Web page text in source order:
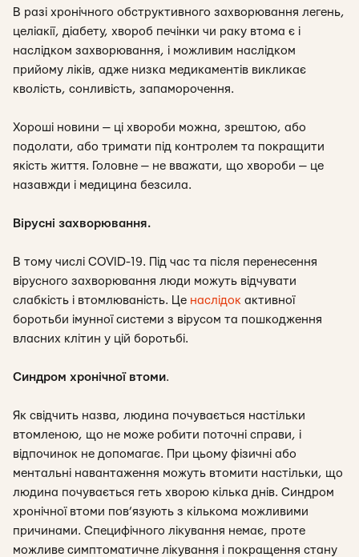
В разі хронічного обструктивного захворювання легень,
целіакії, діабету, хвороб печінки чи раку втома є і
наслідком захворювання, і можливим наслідком
прийому ліків, адже низка медикаментів викликає
кволість, сонливість, запаморочення.
Хороші новини — ці хвороби можна, зрештою, або
подолати, або тримати під контролем та покращити
якість життя. Головне — не вважати, що хвороби — це
назавжди і медицина безсила.
Вірусні захворювання.
В тому числі COVID-19. Під час та після перенесення
вірусного захворювання люди можуть відчувати
слабкість і втомлюваність. Це наслідок активної
боротьби імунної системи з вірусом та пошкодження
власних клітин у цій боротьбі.
Синдром хронічної втоми.
Як свідчить назва, людина почувається настільки
втомленою, що не може робити поточні справи, і
відпочинок не допомагає. При цьому фізичні або
ментальні навантаження можуть втомити настільки, що
людина почувається геть хворою кілька днів. Синдром
хронічної втоми пов’язують з кількома можливими
причинами. Специфічного лікування немає, проте
можливе симптоматичне лікування і покращення стану